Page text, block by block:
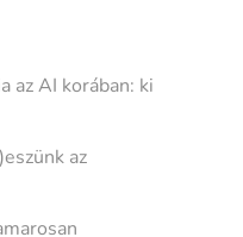
az AI korában: ki
az